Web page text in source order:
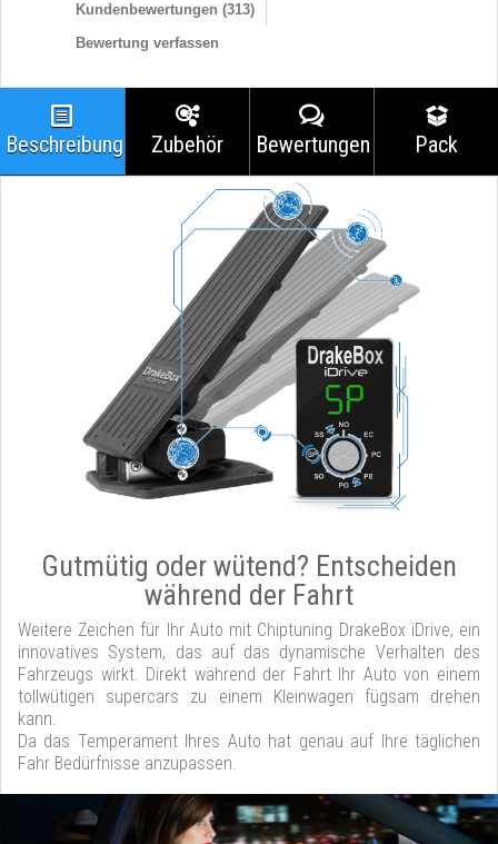
Kundenbewertungen (313)
Bewertung verfassen
Beschreibung Zubehör Bewertungen Pack
Gutmütig oder wütend? Entscheiden
während der Fahrt
Weitere Zeichen für Ihr Auto mit Chiptuning DrakeBox iDrive, ein
innovatives System, das auf das dynamische Verhalten des
Fahrzeugs wirkt. Direkt während der Fahrt Ihr Auto von einem
tollwütigen supercars zu einem Kleinwagen fügsam drehen
kann.
Da das Temperament Ihres Auto hat genau auf Ihre täglichen
Fahr Bedürfnisse anzupassen.